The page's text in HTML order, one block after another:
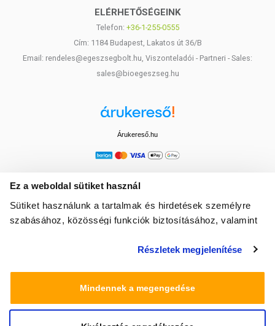
Ez a weboldal sütiket használ
Sütiket használunk a tartalmak és hirdetések személyre
szabásához, közösségi funkciók biztosításához, valamint
média-, hirdető- és elemező partnereinkkel megosztjuk az
amelyeket Ön adott meg számukra vagy az Ön által
használt más szolgáltatásokból gyűjtöttek.
Részletek megjelenítése
Mindennek a megengedése
ELÉRHETŐSÉGEINK
Telefon: +36-1-255-0555
Cím: 1184 Budapest, Lakatos út 36/B
Email: rendeles@egeszsegbolt.hu, Viszonteladói - Partneri - Sales:
sales@bioegeszseg.hu
Árukereső.hu